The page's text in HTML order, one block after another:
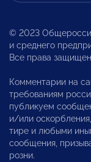
© 2023
и среднего
Все права
Комментарии на
требованиям
публикуем
и/или
тире и любыми
сообщения,
розни.